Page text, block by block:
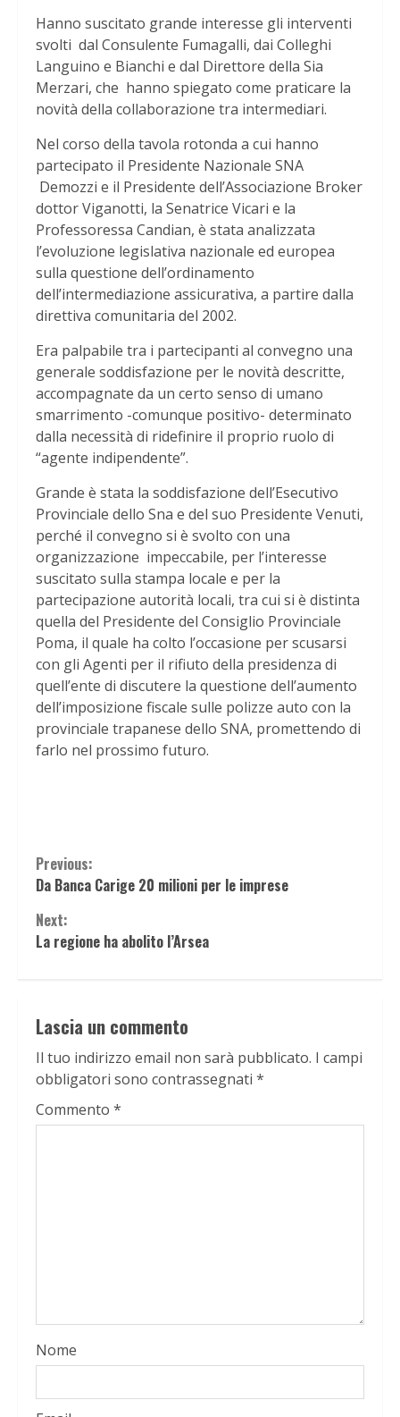
Hanno suscitato grande interesse gli interventi
svolti dal Consulente Fumagalli, dai Colleghi
Languino e Bianchi e dal Direttore della Sia
Merzari, che hanno spiegato come praticare la
novità della collaborazione tra intermediari.
Nel corso della tavola rotonda a cui hanno
partecipato il Presidente Nazionale SNA
Demozzi e il Presidente dell’Associazione Broker
dottor Viganotti, la Senatrice Vicari e la
Professoressa Candian, è stata analizzata
l’evoluzione legislativa nazionale ed europea
sulla questione dell’ordinamento
dell’intermediazione assicurativa, a partire dalla
direttiva comunitaria del 2002.
Era palpabile tra i partecipanti al convegno una
generale soddisfazione per le novità descritte,
accompagnate da un certo senso di umano
smarrimento -comunque positivo- determinato
dalla necessità di ridefinire il proprio ruolo di
“agente indipendente”.
Grande è stata la soddisfazione dell’Esecutivo
Provinciale dello Sna e del suo Presidente Venuti,
perché il convegno si è svolto con una
organizzazione impeccabile, per l’interesse
suscitato sulla stampa locale e per la
partecipazione autorità locali, tra cui si è distinta
quella del Presidente del Consiglio Provinciale
Poma, il quale ha colto l’occasione per scusarsi
con gli Agenti per il rifiuto della presidenza di
quell’ente di discutere la questione dell’aumento
dell’imposizione fiscale sulle polizze auto con la
provinciale trapanese dello SNA, promettendo di
farlo nel prossimo futuro.
Continue
Reading
Previous:
Da Banca Carige 20 milioni per le imprese
Next:
La regione ha abolito l’Arsea
Lascia un commento
Il tuo indirizzo email non sarà pubblicato. I campi
obbligatori sono contrassegnati *
Commento *
Nome